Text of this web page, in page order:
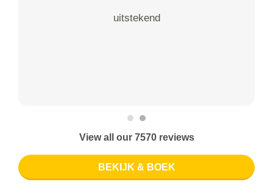
uitstekend
View all our 7570 reviews
BEKIJK & BOEK